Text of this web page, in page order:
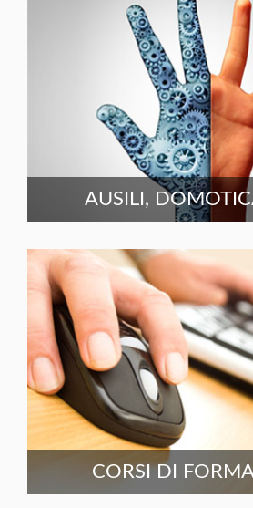
AUSILI,
CORSI DI